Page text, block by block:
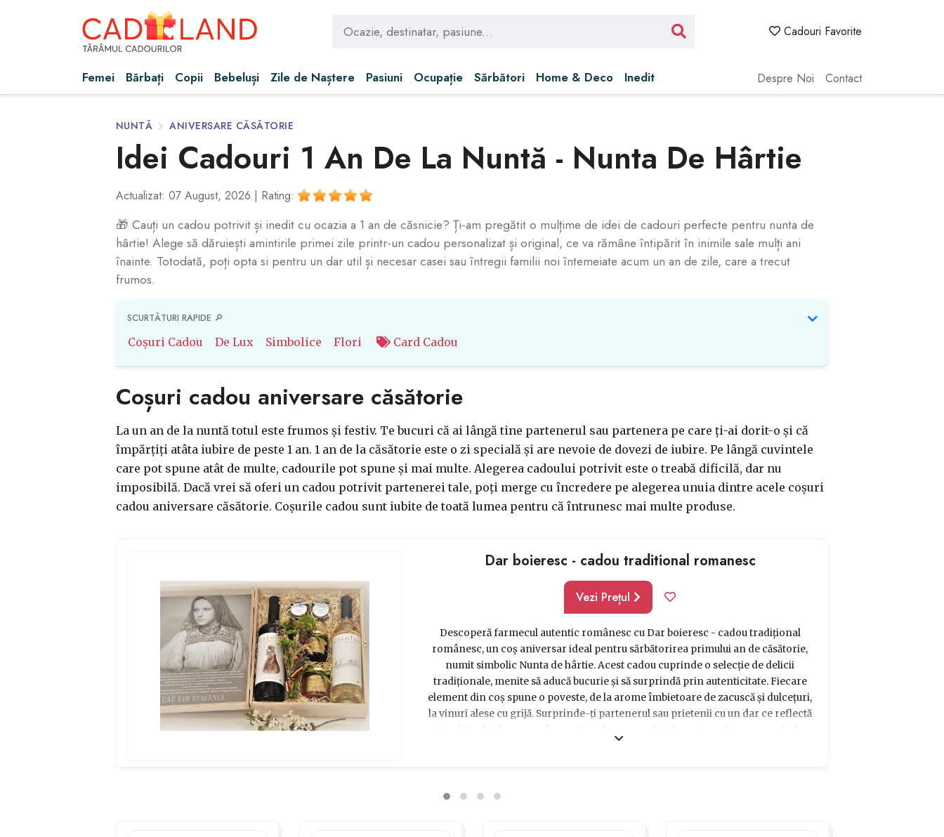
Cadouri Favorite
Femei Bărbați Copii Bebeluși Zile de Naștere Pasiuni Ocupație Sărbători Home & Deco Inedit Despre Noi Contact
NUNTĂ ANIVERSARE CĂSĂTORIE
Idei Cadouri 1 An De La Nuntă - Nunta De Hârtie
Actualizat: 07 August, 2026 | Rating:
🎁 Cauți un cadou potrivit și inedit cu ocazia a 1 an de căsnicie? Ți-am pregătit o mulțime de idei de cadouri perfecte pentru nunta de
hârtie! Alege să dăruiești amintirile primei zile printr-un cadou personalizat și original, ce va rămâne întipărit în inimile sale mulți ani
înainte. Totodată, poți opta si pentru un dar util și necesar casei sau întregii familii noi întemeiate acum un an de zile, care a trecut
frumos.
SCURTĂTURI RAPIDE 🔎
Coșuri Cadou De Lux Simbolice Flori Card Cadou
Coșuri cadou aniversare căsătorie
La un an de la nuntă totul este frumos și festiv. Te bucuri că ai lângă tine partenerul sau partenera pe care ți-ai dorit-o și că
împărțiți atâta iubire de peste 1 an. 1 an de la căsătorie este o zi specială și are nevoie de dovezi de iubire. Pe lângă cuvintele
care pot spune atât de multe, cadourile pot spune și mai multe. Alegerea cadoului potrivit este o treabă dificilă, dar nu
imposibilă. Dacă vrei să oferi un cadou potrivit partenerei tale, poți merge cu încredere pe alegerea unuia dintre acele coșuri
cadou aniversare căsătorie. Coșurile cadou sunt iubite de toată lumea pentru că întrunesc mai multe produse.
Dar boieresc - cadou traditional romanesc
Vezi Prețul
Descoperă farmecul autentic românesc cu Dar boieresc - cadou tradițional
românesc, un coș aniversar ideal pentru sărbătorirea primului an de căsătorie,
numit simbolic Nunta de hârtie. Acest cadou cuprinde o selecție de delicii
tradiționale, menite să aducă bucurie și să surprindă prin autenticitate. Fiecare
element din coș spune o poveste, de la arome îmbietoare de zacuscă și dulcețuri,
la vinuri alese cu grijă. Surprinde-ți partenerul sau prietenii cu un dar ce reflectă
tradiția și cultura românească, o alegere perfectă pentru cei care apreciază